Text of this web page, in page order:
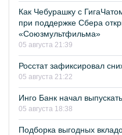
Как Чебурашку с
при поддержке Сбера
«Союзмультфильма»
05 августа 21:39
Росстат зафиксировал
05 августа 21:22
Инго Банк начал
05 августа 18:38
Подборка выгодных